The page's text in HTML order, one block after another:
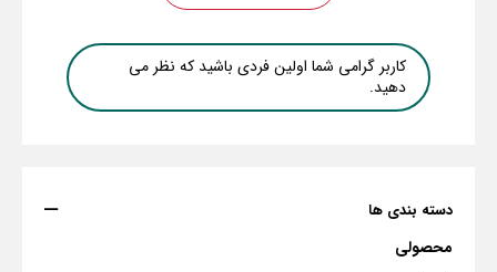
کاربر گرامی شما اولین فردی باشید که نظر می
دهید.
دسته بندی ها
محصولی